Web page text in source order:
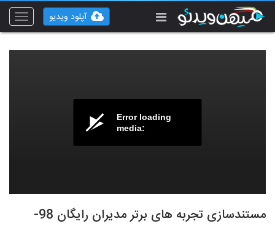
Toggle
آپلود ویدیو
Error loading
media:
مستندسازی تجربه های برتر مدیران رایگان 98-